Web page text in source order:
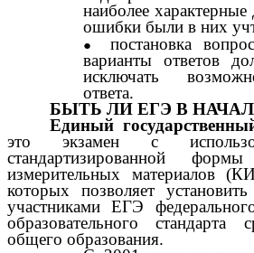
наиболее
ошибки были в них
постановка
варианты ответов
исключать
ответа.
БЫТЬ ЛИ ЕГЭ В
Единый
это экзамен с
стандартизированной
измерительных материалов
которых позволяет
участниками ЕГЭ
образовательного стандарта
общего образования.